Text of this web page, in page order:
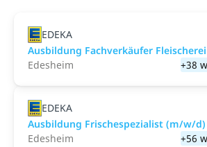
EDEKA
Ausbildung Fachverkäufer
Edesheim
+38
EDEKA
Ausbildung Frischespezialist (m/w/d)
Edesheim
+56